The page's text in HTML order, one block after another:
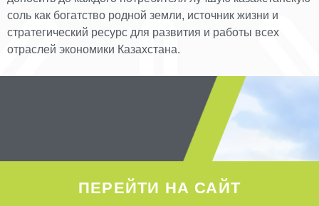
соль как богатство родной земли, источник жизни и
стратегический ресурс для развития и работы всех
отраслей экономики Казахстана.
ПЕРЕЙТИ НА САЙТ